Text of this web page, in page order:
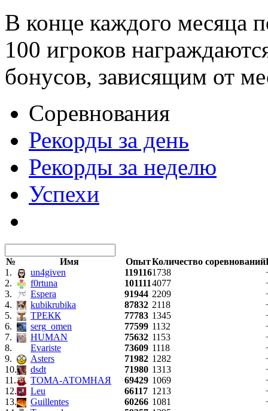
В конце каждого месяца
100 игроков
бонусов, зависящим от
Соревнования
Рекорды за день
Рекорды за неделю
Успехи
№ Имя ОпытКоличество соревнований
1.
un4given 1191161738
2.
f0rtuna 1011114077
3.
Espera 91944 2209
4.
kubikrubika 87832 2118
5.
ТРЕКК 77783 1345
6.
serg_omen 77599 1132
7.
HUMAN 75632 1153
8.
Evariste 73609 1118
9.
Asters 71982 1282
10.
dsdt 71980 1313
11.
ТОМА-АТОМНАЯ 69429 1069
12.
Leu 66117 1213
13.
Guillentes 60266 1081